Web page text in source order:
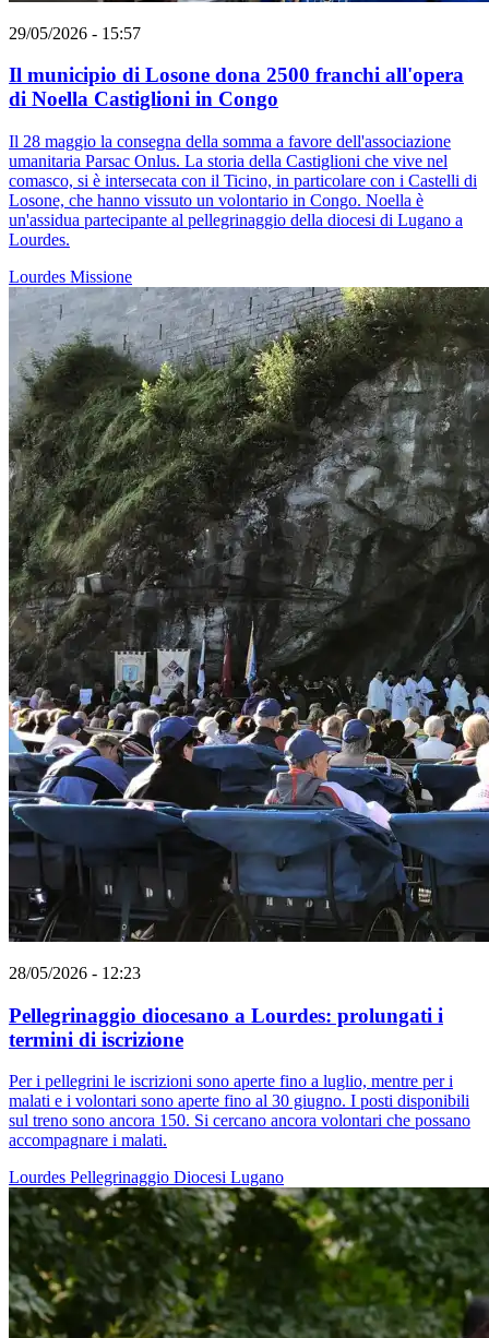
29/05/2026 - 15:57
Il municipio di Losone dona 2500 franchi all'opera
di Noella Castiglioni in Congo
Il 28 maggio la consegna della somma a favore dell'associazione
umanitaria Parsac Onlus. La storia della Castiglioni che vive nel
comasco, si è intersecata con il Ticino, in particolare con i Castelli di
Losone, che hanno vissuto un volontario in Congo. Noella è
un'assidua partecipante al pellegrinaggio della diocesi di Lugano a
Lourdes.
Lourdes Missione
28/05/2026 - 12:23
Pellegrinaggio diocesano a Lourdes: prolungati i
termini di iscrizione
Per i pellegrini le iscrizioni sono aperte fino a luglio, mentre per i
malati e i volontari sono aperte fino al 30 giugno. I posti disponibili
sul treno sono ancora 150. Si cercano ancora volontari che possano
accompagnare i malati.
Lourdes Pellegrinaggio Diocesi Lugano